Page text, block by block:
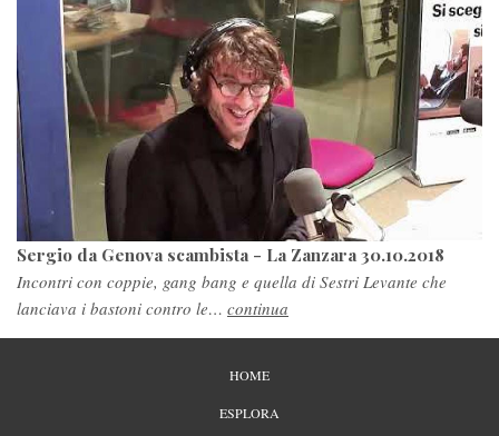
Sergio da Genova scambista - La Zanzara 30.10.2018
Incontri con coppie, gang bang e quella di Sestri Levante che
lanciava i bastoni contro le… continua
HOME
ESPLORA